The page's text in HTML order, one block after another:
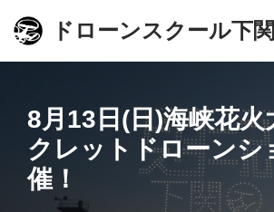
コ
ドローンスクール下関
8月13日(日)海峡花火
クレットドローンシ
催！